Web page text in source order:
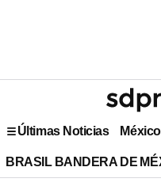
Últimas Noticias México
BRASIL BANDERA DE